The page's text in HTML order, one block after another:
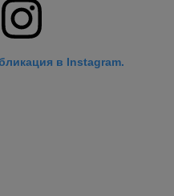
в Instagram.